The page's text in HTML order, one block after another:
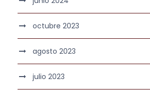
octubre 2023
agosto 2023
julio 2023